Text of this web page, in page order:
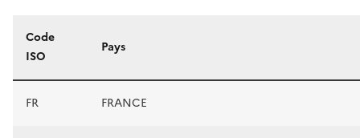
Liste des pays
Code
ISO
Pays
FR FRANCE